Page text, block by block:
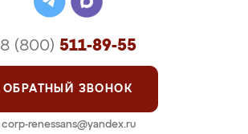
8 (800) 511-89-55
ОБРАТНЫЙ ЗВОНОК
corp-renessans@yandex.ru